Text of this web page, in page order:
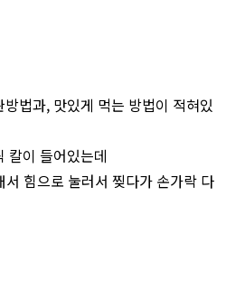
법과, 맛있게 먹는 방법이 적혀있
칼이 들어있는데
힘으로 눌러서 찢다가 손가락 다